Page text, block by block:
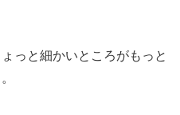
っと細かいところがもっと